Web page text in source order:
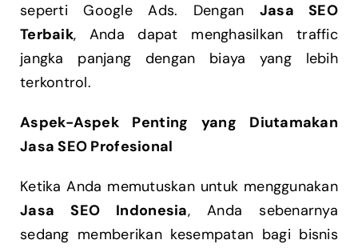
seperti Google Ads. Dengan Jasa SEO
Terbaik, Anda dapat menghasilkan traffic
jangka panjang dengan biaya yang lebih
terkontrol.
Aspek-Aspek Penting yang Diutamakan
Jasa SEO Profesional
Ketika Anda memutuskan untuk menggunakan
Jasa SEO Indonesia, Anda sebenarnya
sedang memberikan kesempatan bagi bisnis